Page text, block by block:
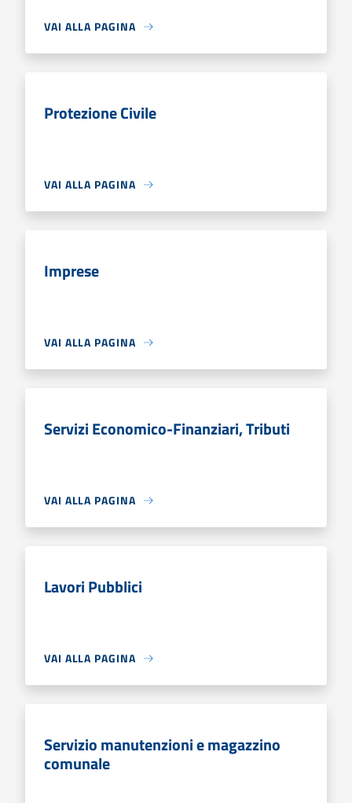
VAI ALLA PAGINA
Protezione Civile
VAI ALLA PAGINA
Imprese
VAI ALLA PAGINA
Servizi Economico-Finanziari, Tributi
VAI ALLA PAGINA
Lavori Pubblici
VAI ALLA PAGINA
Servizio manutenzioni e magazzino
comunale